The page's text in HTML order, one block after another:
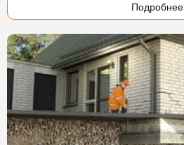
Подробнее